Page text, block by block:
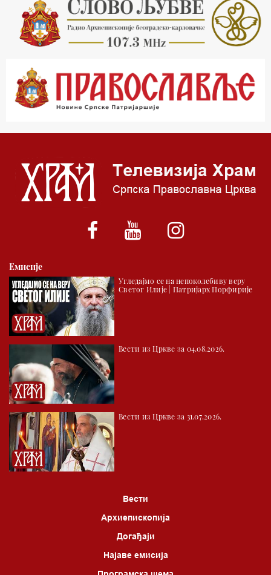
21.03 Гугл пита
22.03 Црквена предавања и трибине
23.00 Питања и одговори
00.03 Гугл пита
01.03 Живе речи - подкаст
*најважније вести емитујемо на сваки пун сат
Емисије
Угледајмо се на непоколебиву веру
Светог Илије | Патријарх Порфирије
Вести из Цркве за 04.08.2026.
Вести из Цркве за 31.07.2026.
Вести
Архиепископија
Догађаји
Најаве емисија